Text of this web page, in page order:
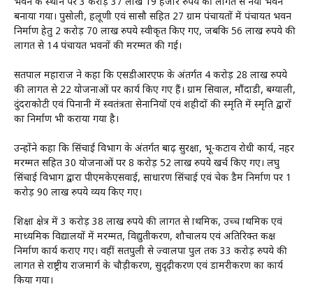
बनाया गया। पुसोली, हलूणी एवं सासौ सहित 27 ग्राम पंचायतों में पंचायत भवन
निर्माण हेतु 2 करोड़ 70 लाख रुपये स्वीकृत किए गए, जबकि 56 लाख रुपये की
लागत से 14 पंचायत भवनों की मरम्मत की गई।
सतपाल महाराज ने कहा कि एसडीआरएफ के अंतर्गत 4 करोड़ 28 लाख रुपये
की लागत से 22 योजनाओं पर कार्य किए गए हैं। ग्राम सिवाल, मौंदाडी, बग्याली,
दुंदराकोटी एवं पिनानी में स्वतंत्रता सेनानियों एवं शहीदों की स्मृति में स्मृति द्वारों
का निर्माण भी कराया गया है।
उन्होंने कहा कि सिंचाई विभाग के अंतर्गत बाढ़ सुरक्षा, भू-कटाव रोधी कार्य, नहर
मरम्मत सहित 30 योजनाओं पर 8 करोड़ 52 लाख रुपये खर्च किए गए। लघु
सिंचाई विभाग द्वारा पीएमकेएसवाई, साधारण सिंचाई एवं चेक डैम निर्माण पर 1
करोड़ 90 लाख रुपये व्यय किए गए।
शिक्षा क्षेत्र में 3 करोड़ 38 लाख रुपये की लागत से प्राथमिक, उच्च प्राथमिक एवं
माध्यमिक विद्यालयों में मरम्मत, विद्युतीकरण, शौचालय एवं अतिरिक्त कक्ष
निर्माण कार्य कराए गए। वहीं सतपुली से ज्वालपा पुल तक 33 करोड़ रुपये की
लागत से राष्ट्रीय राजमार्ग के चौड़ीकरण, सुदृढ़ीकरण एवं डामरीकरण का कार्य
किया गया।